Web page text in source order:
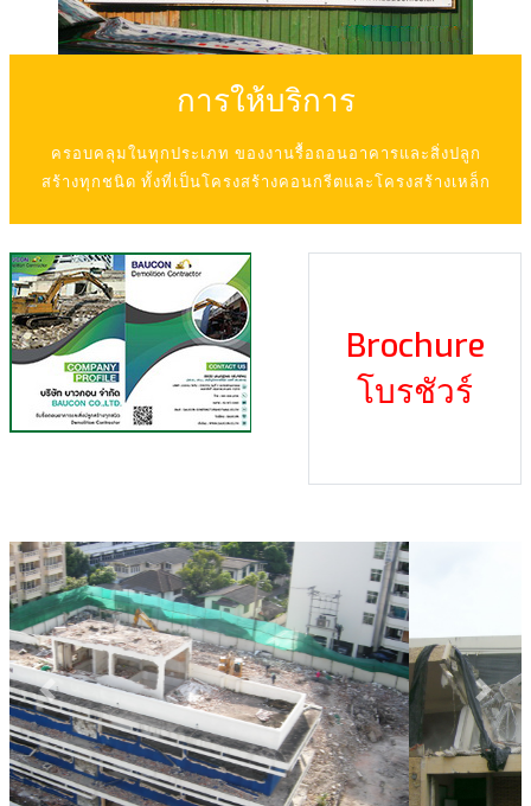
การให้บริการ
ครอบคลุมในทุกประเภท ของงานรื้อถอนอาคารและสิ่งปลูก
สร้างทุกชนิด ทั้งที่เป็นโครงสร้างคอนกรีตและโครงสร้างเหล็ก
Brochure
โบรชัวร์
Previous Next